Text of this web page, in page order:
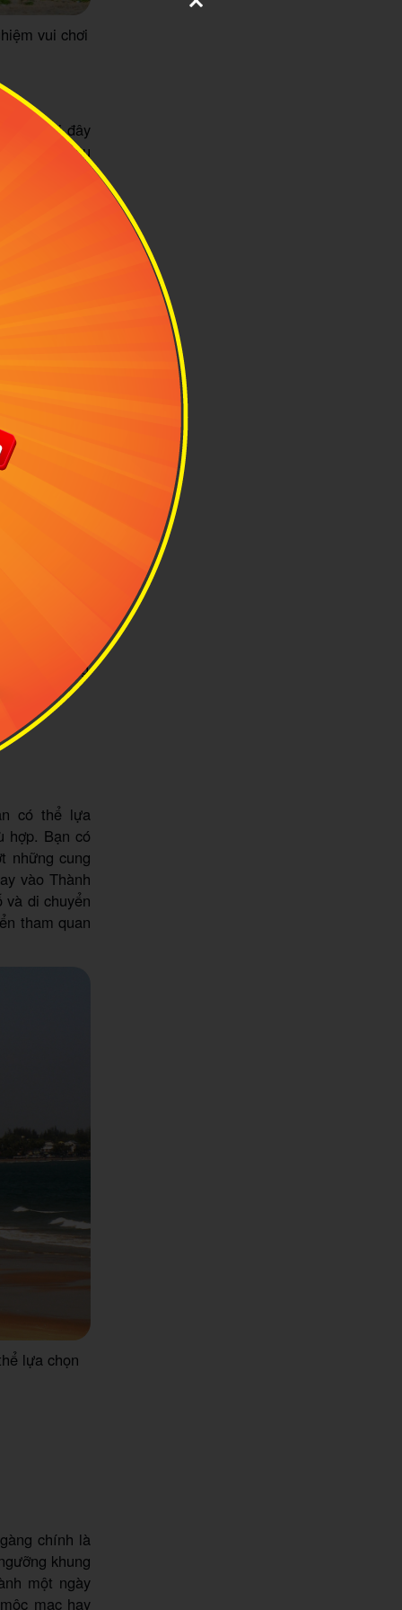
vui chơi
bạn tới đây
được nhiều
Lúc này Mũi
lý tưởng
có thể lựa
Bạn có
những cung
vào Thành
di chuyển
tham quan
lựa chọn
chính là
khung
một ngày
mạc hay